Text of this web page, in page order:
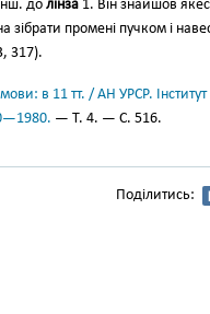
до лі́нза 1. Він знайшов
промені пучком і
317).
в 11 тт. / АН УРСР.
— Т. 4. — С. 516.
Поділитись: